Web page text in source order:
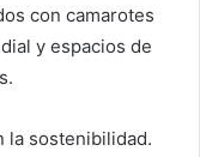
con camarotes
y espacios de
la sostenibilidad.